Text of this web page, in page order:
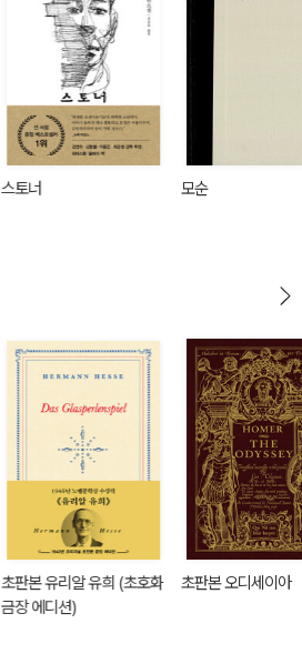
스토너 모순
초판본 유리알 유희 (초호화
금장 에디션)
초판본 오디세이아